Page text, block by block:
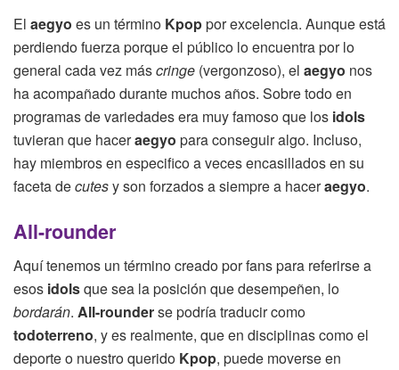
El aegyo es un término Kpoppor excelencia. Aunque está
perdiendo fuerza porque el público lo encuentra por lo
general cada vez máscringe (vergonzoso), el aegyo nos
ha acompañado durante muchos años. Sobre todo en
programas de variedades era muy famoso que los idols
tuvieran que haceraegyo para conseguir algo. Incluso,
hay miembros en especifico a veces encasillados en su
faceta decutesy son forzados a siempre a haceraegyo.
All-rounder
Aquí tenemos un término creado por fans para referirse a
esos idolsque sea la posición que desempeñen, lo
bordarán. All-rounderse podría traducir como
todoterreno, y es realmente, que en disciplinas como el
deporte o nuestro querido Kpop, puede moverse en